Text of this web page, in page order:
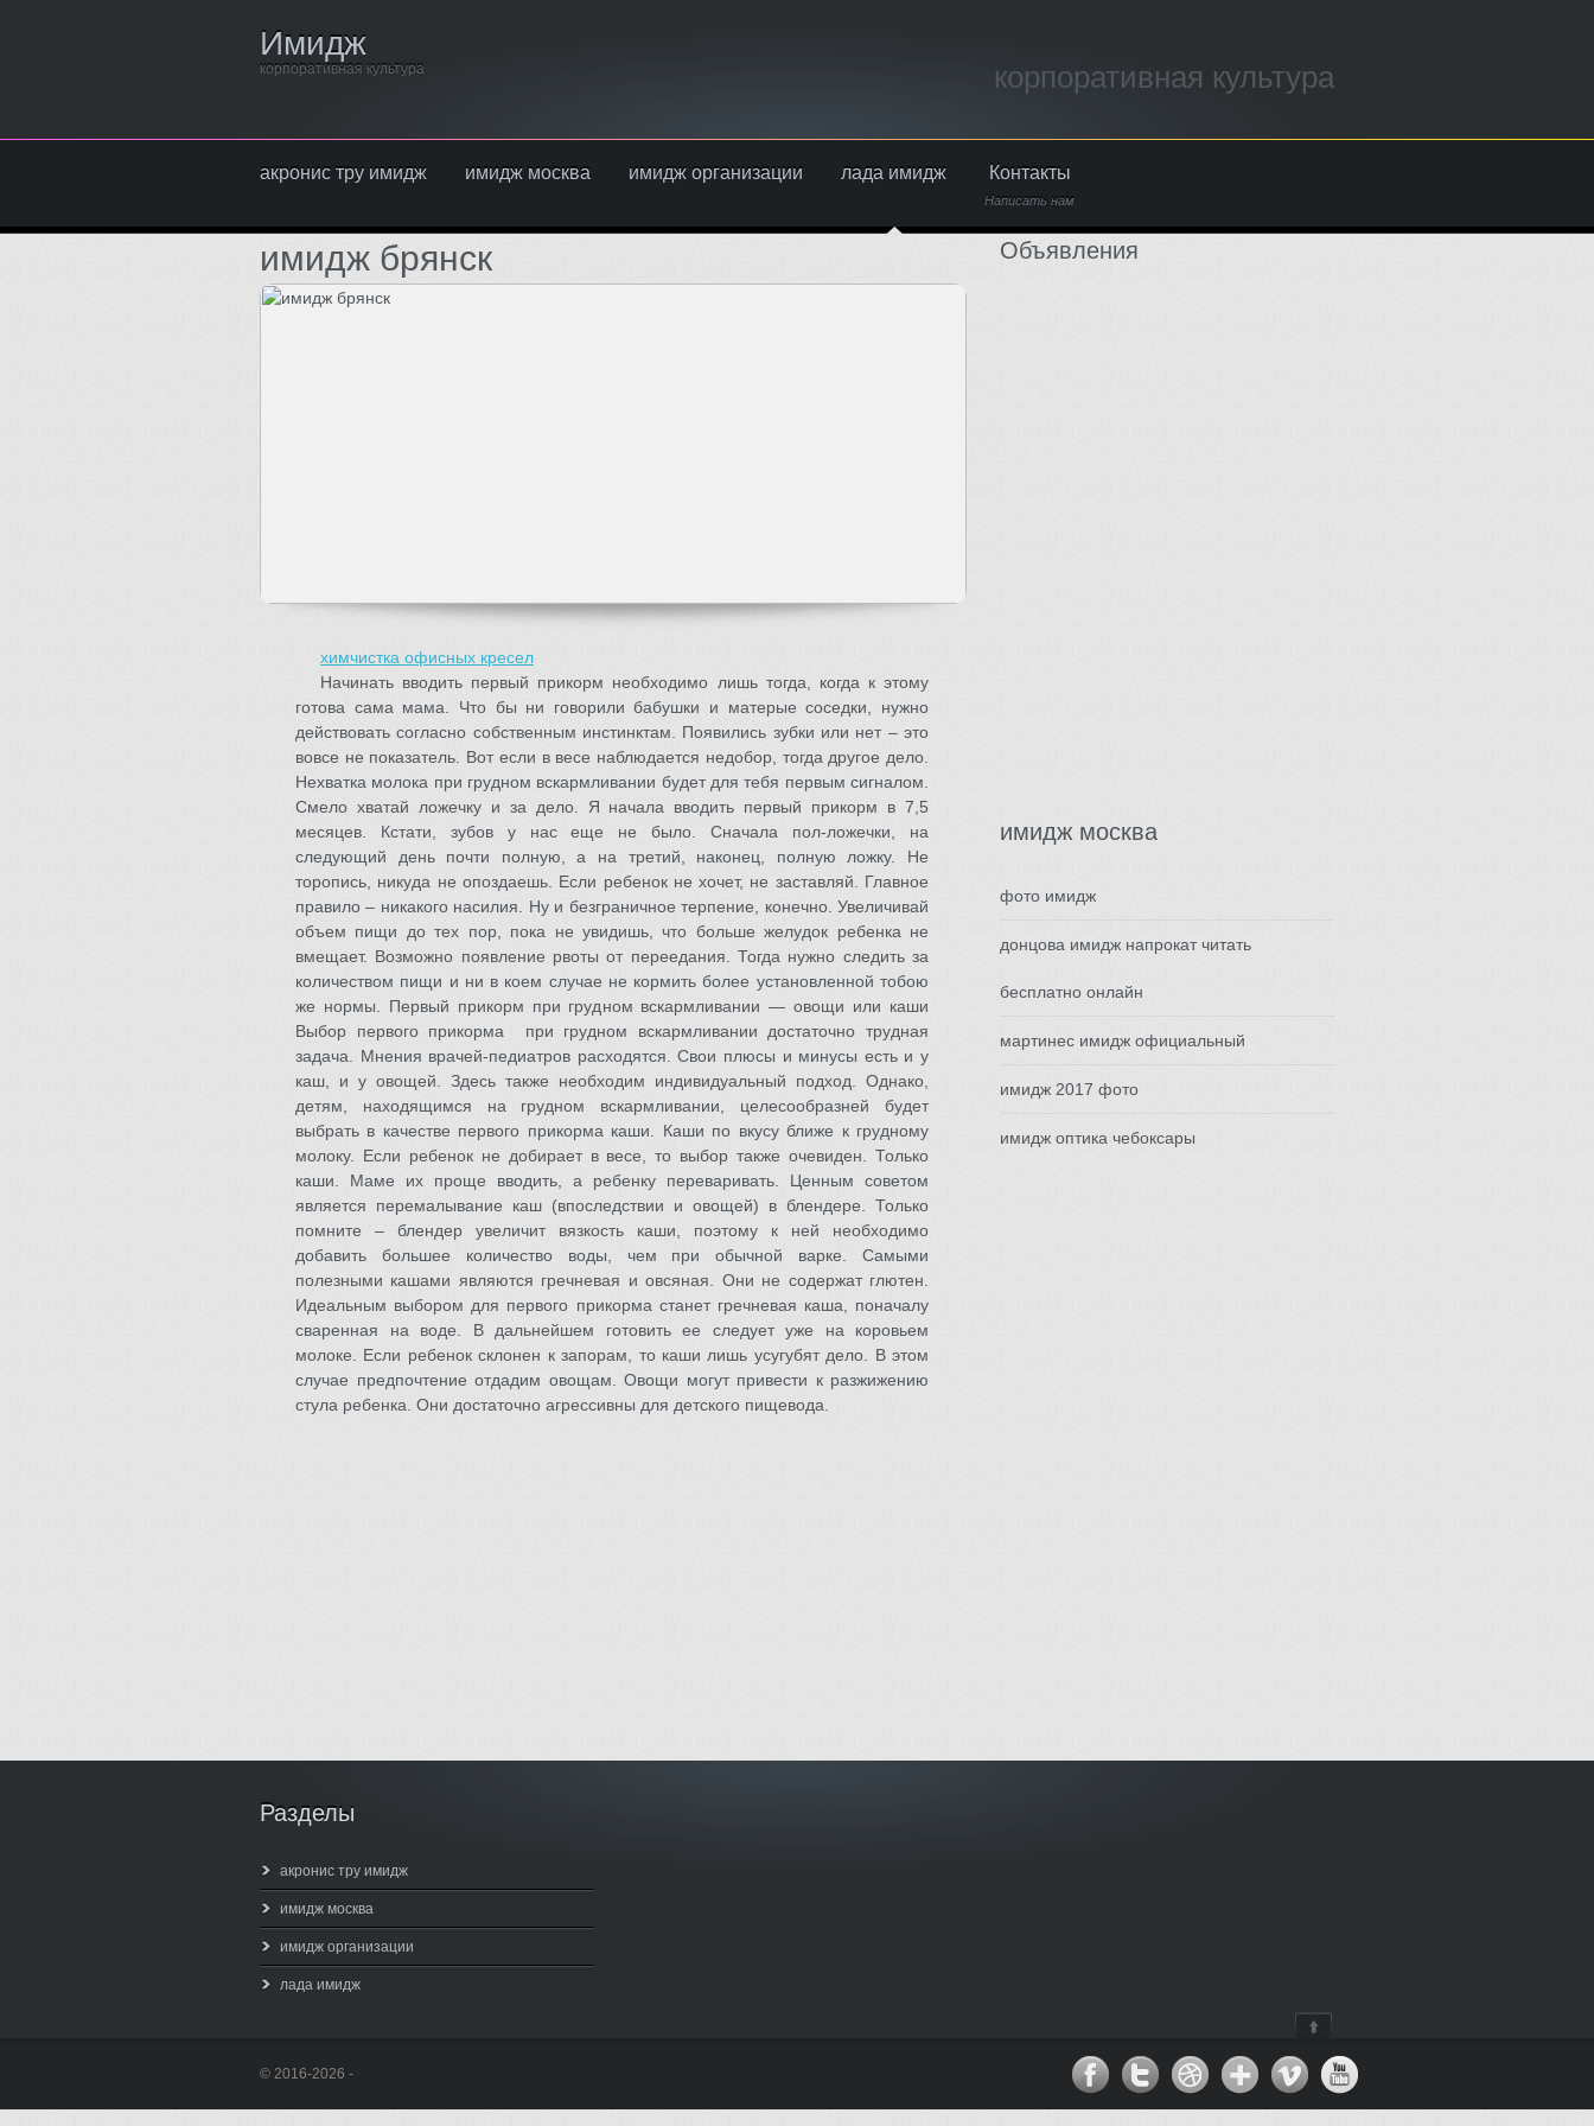
Имидж
корпоративная культура корпоративная культура
акронис тру имидж имидж москва имидж организации лада имидж Контакты
Написать нам
имидж брянск
химчистка офисных кресел
Начинать вводить первый прикорм необходимо лишь тогда, когда к этому
готова сама мама. Что бы ни говорили бабушки и матерые соседки, нужно
действовать согласно собственным инстинктам. Появились зубки или нет – это
вовсе не показатель. Вот если в весе наблюдается недобор, тогда другое дело.
Нехватка молока при грудном вскармливании будет для тебя первым сигналом.
Смело хватай ложечку и за дело. Я начала вводить первый прикорм в 7,5
месяцев. Кстати, зубов у нас еще не было. Сначала пол-ложечки, на
следующий день почти полную, а на третий, наконец, полную ложку. Не
торопись, никуда не опоздаешь. Если ребенок не хочет, не заставляй. Главное
правило – никакого насилия. Ну и безграничное терпение, конечно. Увеличивай
объем пищи до тех пор, пока не увидишь, что больше желудок ребенка не
вмещает. Возможно появление рвоты от переедания. Тогда нужно следить за
количеством пищи и ни в коем случае не кормить более установленной тобою
же нормы. Первый прикорм при грудном вскармливании — овощи или каши
Выбор первого прикорма при грудном вскармливании достаточно трудная
задача. Мнения врачей-педиатров расходятся. Свои плюсы и минусы есть и у
каш, и у овощей. Здесь также необходим индивидуальный подход. Однако,
детям, находящимся на грудном вскармливании, целесообразней будет
выбрать в качестве первого прикорма каши. Каши по вкусу ближе к грудному
молоку. Если ребенок не добирает в весе, то выбор также очевиден. Только
каши. Маме их проще вводить, а ребенку переваривать. Ценным советом
является перемалывание каш (впоследствии и овощей) в блендере. Только
помните – блендер увеличит вязкость каши, поэтому к ней необходимо
добавить большее количество воды, чем при обычной варке. Самыми
полезными кашами являются гречневая и овсяная. Они не содержат глютен.
Идеальным выбором для первого прикорма станет гречневая каша, поначалу
сваренная на воде. В дальнейшем готовить ее следует уже на коровьем
молоке. Если ребенок склонен к запорам, то каши лишь усугубят дело. В этом
случае предпочтение отдадим овощам. Овощи могут привести к разжижению
стула ребенка. Они достаточно агрессивны для детского пищевода.
Объявления
имидж москва
фото имидж
донцова имидж напрокат читать
бесплатно онлайн
мартинес имидж официальный
имидж 2017 фото
имидж оптика чебоксары
Разделы
акронис тру имидж
имидж москва
имидж организации
лада имидж
© 2016-2026 -